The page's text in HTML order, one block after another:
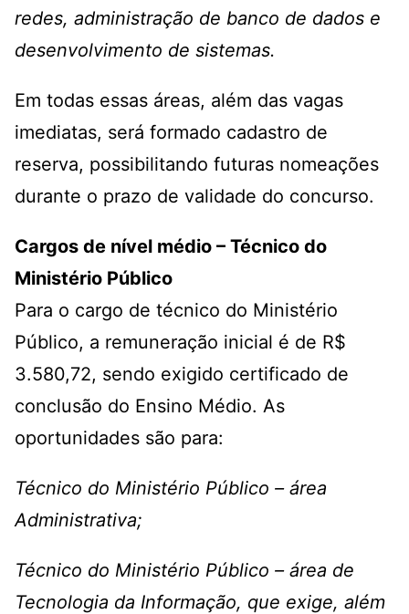
redes, administração de banco de dados e
desenvolvimento de sistemas.
Em todas essas áreas, além das vagas
imediatas, será formado cadastro de
reserva, possibilitando futuras nomeações
durante o prazo de validade do concurso.
Cargos de nível médio – Técnico do
Ministério Público
Para o cargo de técnico do Ministério
Público, a remuneração inicial é de R$
3.580,72, sendo exigido certificado de
conclusão do Ensino Médio. As
oportunidades são para:
Técnico do Ministério Público – área
Administrativa;
Técnico do Ministério Público – área de
Tecnologia da Informação, que exige, além